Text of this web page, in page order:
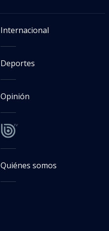
Internacional
Deportes
Opinión
Quiénes somos